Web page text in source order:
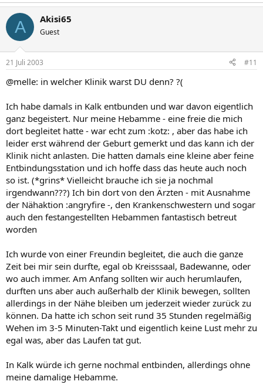
A Akisi65
Guest
21 Juli 2003 #11
@melle: in welcher Klinik warst DU denn? ?(
Ich habe damals in Kalk entbunden und war davon eigentlich
ganz begeistert. Nur meine Hebamme - eine freie die mich
dort begleitet hatte - war echt zum :kotz: , aber das habe ich
leider erst während der Geburt gemerkt und das kann ich der
Klinik nicht anlasten. Die hatten damals eine kleine aber feine
Entbindungsstation und ich hoffe dass das heute auch noch
so ist. (*grins* Vielleicht brauche ich sie ja nochmal
irgendwann???) Ich bin dort von den Ärzten - mit Ausnahme
der Nähaktion :angryfire -, den Krankenschwestern und sogar
auch den festangestellten Hebammen fantastisch betreut
worden
Ich wurde von einer Freundin begleitet, die auch die ganze
Zeit bei mir sein durfte, egal ob Kreisssaal, Badewanne, oder
wo auch immer. Am Anfang sollten wir auch herumlaufen,
durften uns aber auch außerhalb der Klinik bewegen, sollten
allerdings in der Nähe bleiben um jederzeit wieder zurück zu
können. Da hatte ich schon seit rund 35 Stunden regelmäßig
Wehen im 3-5 Minuten-Takt und eigentlich keine Lust mehr zu
egal was, aber das Laufen tat gut.
In Kalk würde ich gerne nochmal entbinden, allerdings ohne
meine damalige Hebamme.